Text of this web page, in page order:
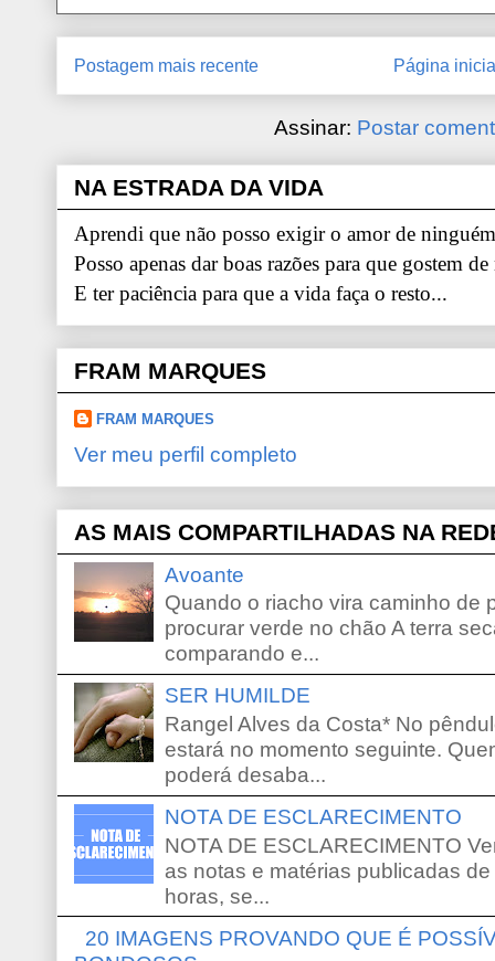
Postagem mais recente Página
Assinar: Postar
NA ESTRADA DA VIDA
Aprendi que não posso exigir o amor de
Posso apenas dar boas razões para que gostem
E ter paciência para que a vida faça o resto...
FRAM MARQUES
FRAM MARQUES
Ver meu perfil completo
AS MAIS COMPARTILHADAS NA
Avoante
Quando o riacho vira caminho de
procurar verde no chão A terra
comparando e...
SER HUMILDE
Rangel Alves da Costa* No
estará no momento seguinte.
poderá desaba...
NOTA DE ESCLARECIMENTO
NOTA DE ESCLARECIMENTO
as notas e matérias publicadas
horas, se...
20 IMAGENS PROVANDO QUE É